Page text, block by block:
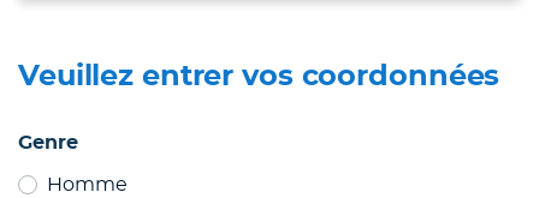
Veuillez entrer vos coordonnées
Genre
Homme